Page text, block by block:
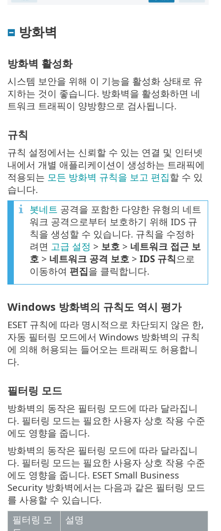
방화벽
방화벽 활성화
시스템 보안을 위해 이 기능을 활성화 상태로 유
지하는 것이 좋습니다. 방화벽을 활성화하면 네
트워크 트래픽이 양방향으로 검사됩니다.
규칙
규칙 설정에서는 신뢰할 수 있는 연결 및 인터넷
내에서 개별 애플리케이션이 생성하는 트래픽에
적용되는 모든 방화벽 규칙을 보고 편집할 수 있
습니다.
봇네트 공격을 포함한 다양한 유형의 네트
워크 공격으로부터 보호하기 위해 IDS 규
칙을 생성할 수 있습니다. 규칙을 수정하
려면 고급 설정 > 보호 > 네트워크 접근 보
호 > 네트워크 공격 보호 > IDS 규칙 으로
이동하여 편집을 클릭합니다.
Windows 방화벽의 규칙도 역시 평가
ESET 규칙에 따라 명시적으로 차단되지 않은 한,
자동 필터링 모드에서 Windows 방화벽의 규칙
에 의해 허용되는 들어오는 트래픽도 허용합니
다.
필터링 모드
방화벽의 동작은 필터링 모드에 따라 달라집니
다. 필터링 모드는 필요한 사용자 상호 작용 수준
에도 영향을 줍니다.
방화벽의 동작은 필터링 모드에 따라 달라집니
다. 필터링 모드는 필요한 사용자 상호 작용 수준
에도 영향을 줍니다. ESET Small Business
Security 방화벽에서는 다음과 같은 필터링 모드
를 사용할 수 있습니다.
필터링 모
설명